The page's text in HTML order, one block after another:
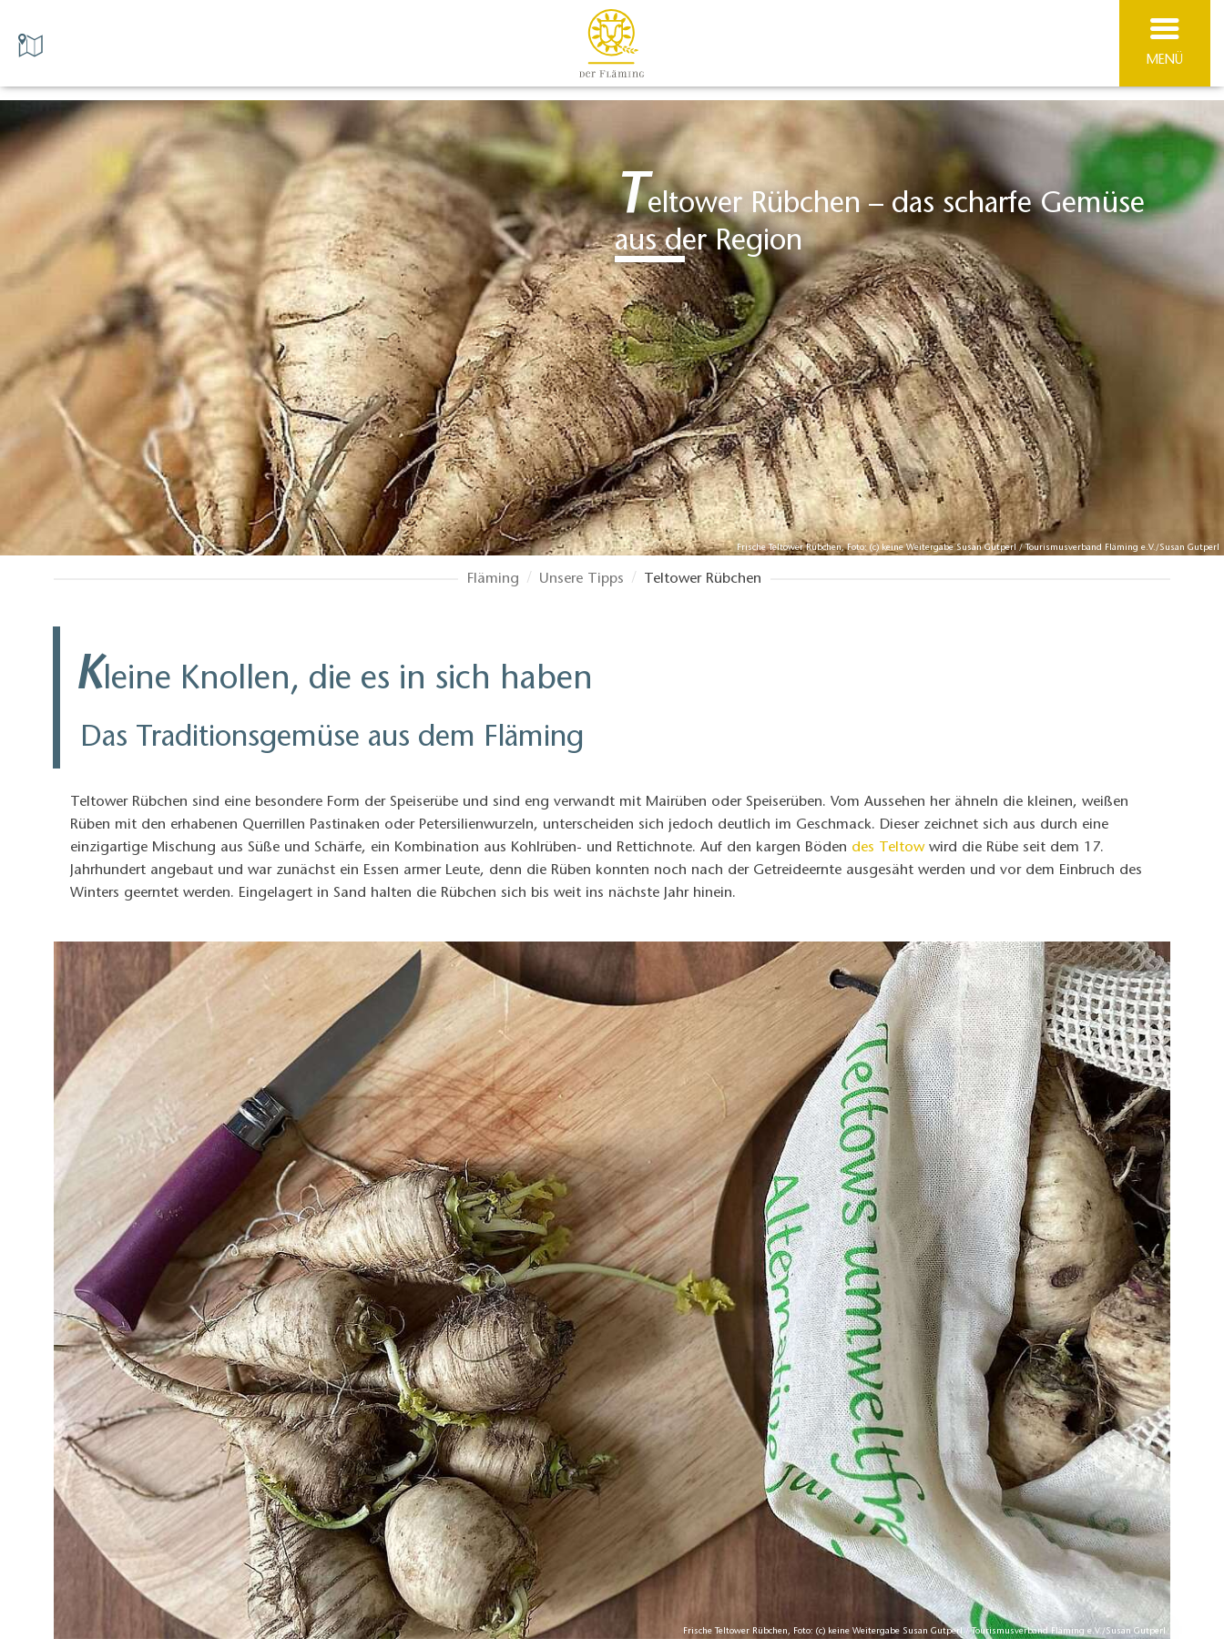
MENÜ
Frische Teltower Rübchen, Foto: (c) keine Weitergabe Susan Gutperl / Tourismusverband Fläming e.V./Susan Gutperl
Teltower Rübchen – das scharfe Gemüse
aus der Region
Fläming Unsere Tipps Teltower Rübchen
Kleine Knollen, die es in sich haben
Das Traditionsgemüse aus dem Fläming
Teltower Rübchen sind eine besondere Form der Speiserübe und sind eng verwandt mit Mairüben oder Speiserüben. Vom Aussehen her ähneln die kleinen, weißen
Rüben mit den erhabenen Querrillen Pastinaken oder Petersilienwurzeln, unterscheiden sich jedoch deutlich im Geschmack. Dieser zeichnet sich aus durch eine
einzigartige Mischung aus Süße und Schärfe, ein Kombination aus Kohlrüben- und Rettichnote. Auf den kargen Böden des Teltowwird die Rübe seit dem 17.
Jahrhundert angebaut und war zunächst ein Essen armer Leute, denn die Rüben konnten noch nach der Getreideernte ausgesäht werden und vor dem Einbruch des
Winters geerntet werden. Eingelagert in Sand halten die Rübchen sich bis weit ins nächste Jahr hinein.
Frische Teltower Rübchen, Foto: (c) keine Weitergabe Susan Gutperl / Tourismusverband Fläming e.V./Susan Gutperl